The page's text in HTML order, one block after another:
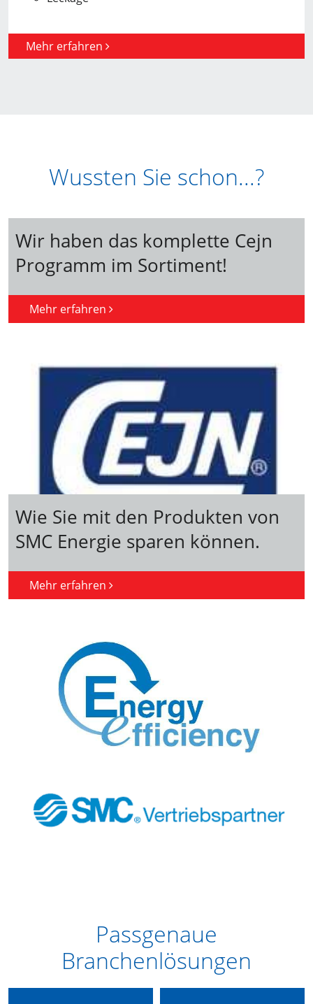
Mehr erfahren
Wussten Sie schon...?
Wir haben das komplette Cejn
Programm im Sortiment!
Mehr erfahren
Wie Sie mit den Produkten von
SMC Energie sparen können.
Mehr erfahren
Passgenaue
Branchenlösungen